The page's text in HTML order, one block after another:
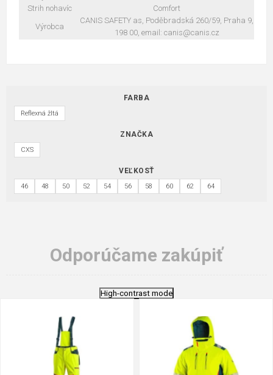
Strih nohavíc
Comfort
Výrobca
CANIS SAFETY as, Poděbradská 260/59, Praha 9,
198 00, email: canis@canis.cz
FARBA
Reflexná žltá
ZNAČKA
CXS
VEĽKOSŤ
46 48 50 52 54 56 58 60 62 64
Odporúčame zakúpiť
High-contrast mode